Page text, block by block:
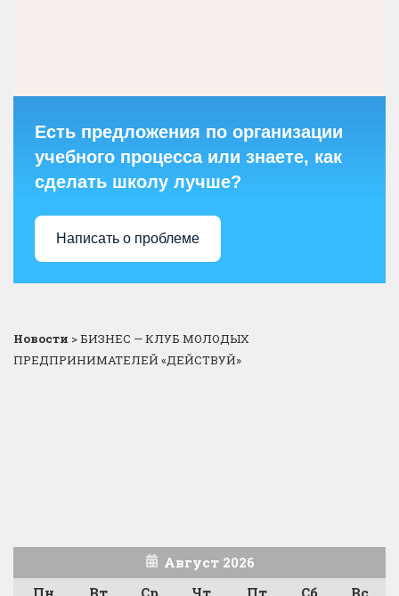
Есть предложения по организации
учебного процесса или знаете, как
сделать школу лучше?
Написать о проблеме
Новости >БИЗНЕС — КЛУБ МОЛОДЫХ
ПРЕДПРИНИМАТЕЛЕЙ «ДЕЙСТВУЙ»
Август 2026
Пн
Вт Ср Чт Пт Сб Вс